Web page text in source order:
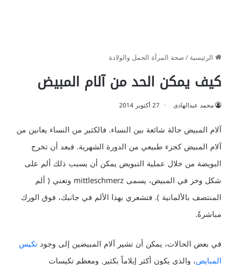
الرئيسية/صحة المرأة الحمل والولادة
كيف يمكن الحد من آلام المبيض
محمد عبدالهادى 27 أكتوبر 2014
آلام المبيض حالة شائعة بين النساء. فالكثير من النساء يعانين من
آلام المبيض كجزء طبيعي من الدورة الشهرية. فبعد أن تخرج
البويضة من خلال عملية التبويض يمكن أن يسبب ذلك ألم على
شكل وخز في المبيض، يسمى mittleschmerz وتعني ( ألم
المنتصف بالألمانية ). فتشعري بهذا الألم في جانبك، فوق الورك
مباشرةً.
في بعض الحالات، يمكن أن تشير آلام المبيضين إلى وجود تكيس
المبايض، والذي يكون أكثر إيلاماً بكثير. ومعظم تكيسات